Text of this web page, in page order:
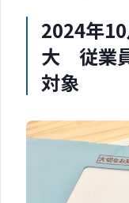
2024年
大 従業
対象